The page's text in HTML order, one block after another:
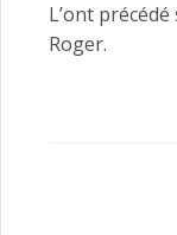
L’ont
Roger.